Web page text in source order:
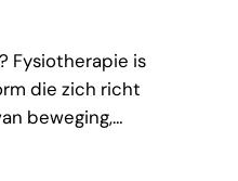
Fysiotherapie is
die zich richt
beweging,…